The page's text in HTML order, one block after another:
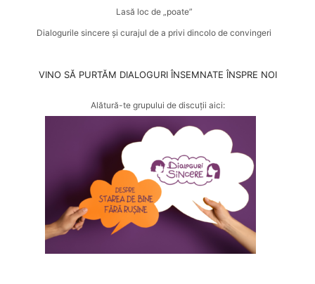
Lasă loc de „poate”
Dialogurile sincere și curajul de a privi dincolo de convingeri
VINO SĂ PURTĂM DIALOGURI ÎNSEMNATE ÎNSPRE NOI
Alătură-te grupului de discuții aici: